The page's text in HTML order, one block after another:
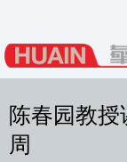
陈春园教
周